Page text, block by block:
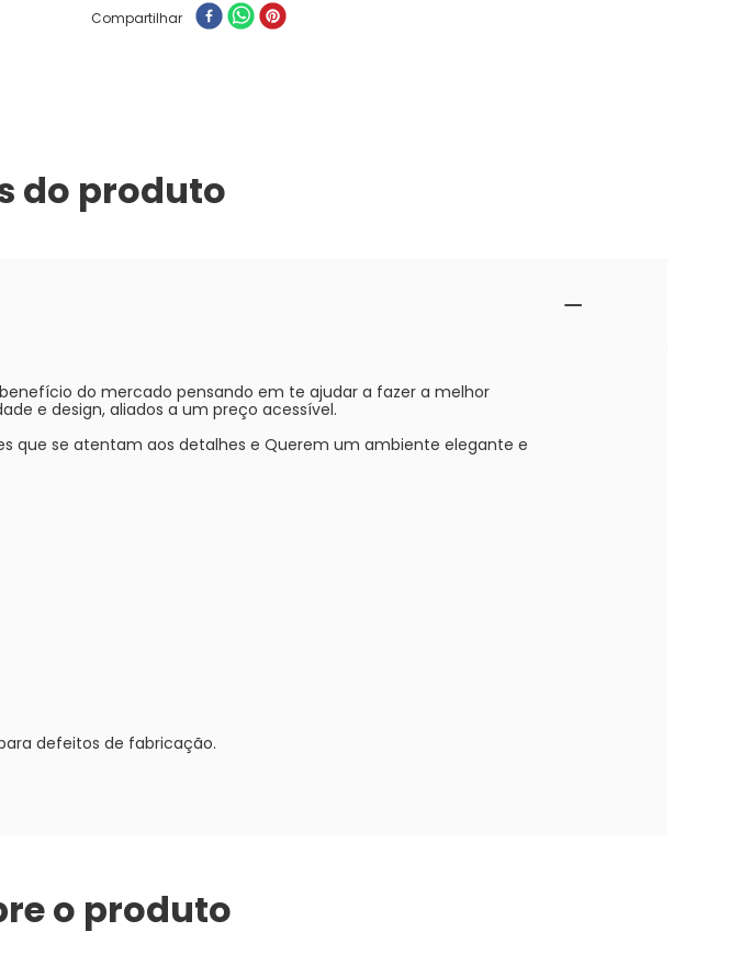
Compartilhar
do produto
do mercado pensando em te ajudar a fazer a melhor
e design, aliados a um preço acessível.
que se atentam aos detalhes e Querem um ambiente elegante e
defeitos de fabricação.
o produto